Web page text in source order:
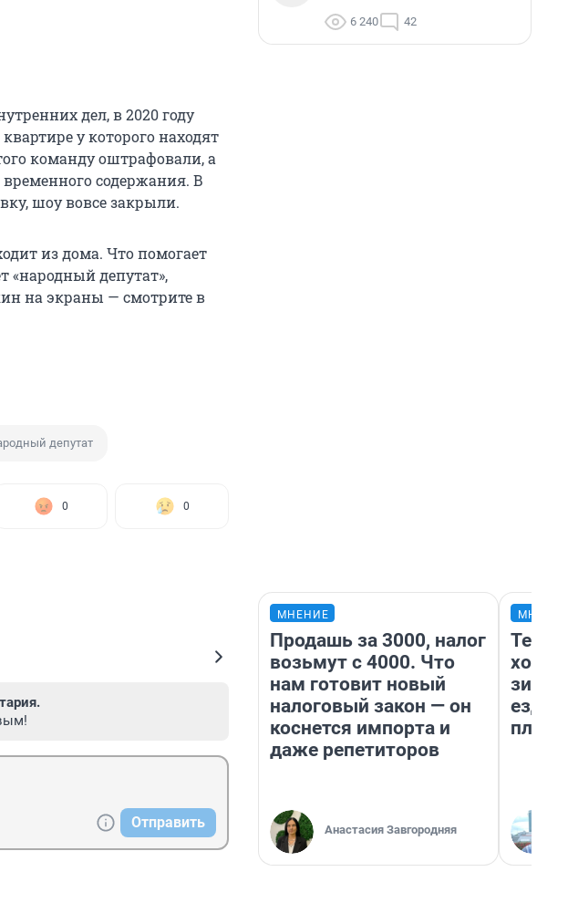
дел, в 2020 году
у которого находят
команду оштрафовали, а
временного содержания. В
шоу вовсе закрыли.
из дома. Что помогает
депутат»,
на экраны — смотрите в
депутат
0 0
Отправить
6 240 42
МНЕНИЕ
Продашь за 3000, налог
возьмут с 4000. Что
нам готовит новый
налоговый закон — он
коснется импорта и
даже репетиторов
Анастасия Завгородняя
ездит